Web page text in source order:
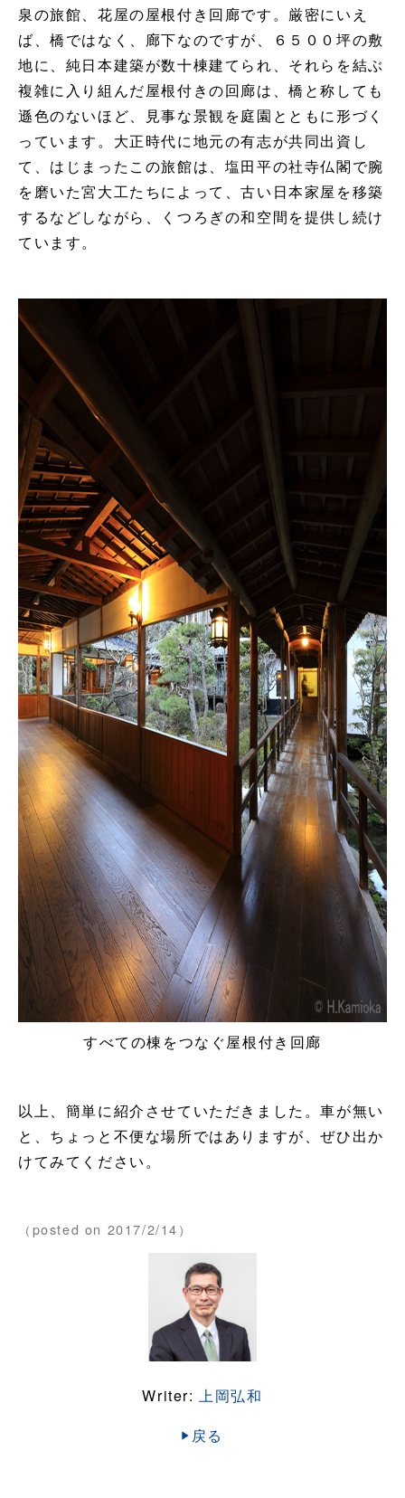
泉の旅館、花屋の屋根付き回廊です。厳密にいえ
ば、橋ではなく、廊下なのですが、６５００坪の敷
地に、純日本建築が数十棟建てられ、それらを結ぶ
複雑に入り組んだ屋根付きの回廊は、橋と称しても
遜色のないほど、見事な景観を庭園とともに形づく
っています。大正時代に地元の有志が共同出資し
て、はじまったこの旅館は、塩田平の社寺仏閣で腕
を磨いた宮大工たちによって、古い日本家屋を移築
するなどしながら、くつろぎの和空間を提供し続け
ています。
すべての棟をつなぐ屋根付き回廊
以上、簡単に紹介させていただきました。車が無い
と、ちょっと不便な場所ではありますが、ぜひ出か
けてみてください。
（posted on 2017/2/14）
Writer:上岡弘和
戻る